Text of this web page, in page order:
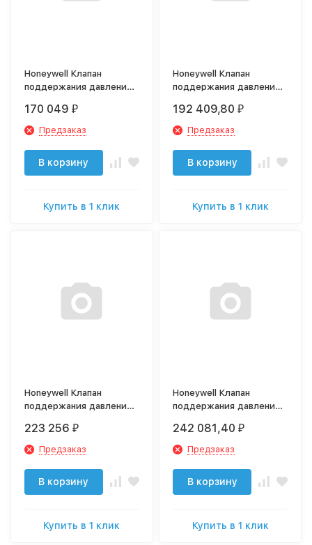
Honeywell Клапан
поддержания давления,
170 049 ₽
Предзаказ
В корзину
Купить в 1 клик
Honeywell Клапан
поддержания давления,
192 409,80 ₽
Предзаказ
В корзину
Купить в 1 клик
Honeywell Клапан
поддержания давления,
223 256 ₽
Предзаказ
В корзину
Купить в 1 клик
Honeywell Клапан
поддержания давления,
242 081,40 ₽
Предзаказ
В корзину
Купить в 1 клик